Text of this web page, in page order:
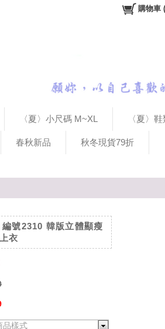
〈夏〉小尺碼 M~XL 〈夏〉
春秋新品 秋冬現貨79折
購物車 (
號2310 韓版立體顯瘦
衣
品樣式